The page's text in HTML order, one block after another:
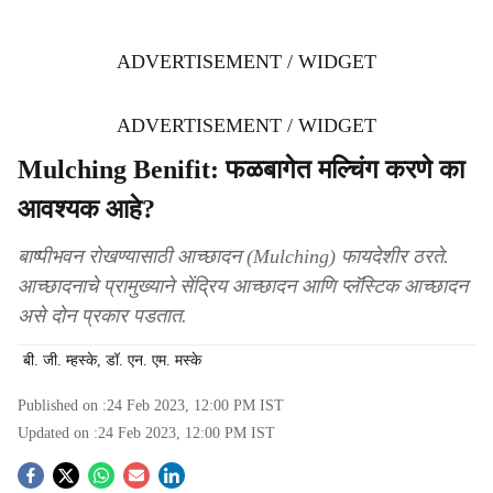
ADVERTISEMENT / WIDGET
ADVERTISEMENT / WIDGET
Mulching Benifit: फळबागेत मल्चिंग करणे का
आवश्यक आहे?
बाष्पीभवन रोखण्यासाठी आच्छादन (Mulching) फायदेशीर ठरते.
आच्छादनाचे प्रामुख्याने सेंद्रिय आच्छादन आणि प्लॅस्टिक आच्छादन
असे दोन प्रकार पडतात.
बी. जी. म्हस्के, डॉ. एन. एम. मस्के
Published on :24 Feb 2023, 12:00 PM IST
Updated on :24 Feb 2023, 12:00 PM IST
S